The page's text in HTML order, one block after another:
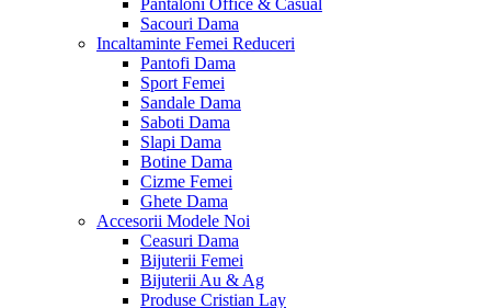
Sacouri Dama
Incaltaminte Femei Reduceri
Pantofi Dama
Sport Femei
Sandale Dama
Saboti Dama
Slapi Dama
Botine Dama
Cizme Femei
Ghete Dama
Accesorii Modele Noi
Ceasuri Dama
Bijuterii Femei
Bijuterii Au & Ag
Produse Cristian Lay